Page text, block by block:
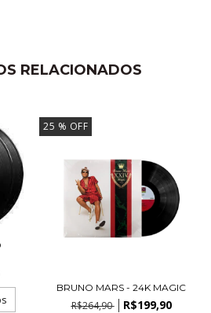
RELACIONADOS
25 % OFF
BRUNO MARS - 24K MAGIC
R$264,90 R$199,90